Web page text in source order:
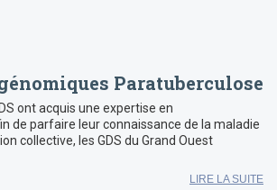
Paratuberculose
ont acquis une expertise en
de parfaire leur connaissance de la maladie
collective, les GDS du Grand Ouest
LIRE LA SUITE